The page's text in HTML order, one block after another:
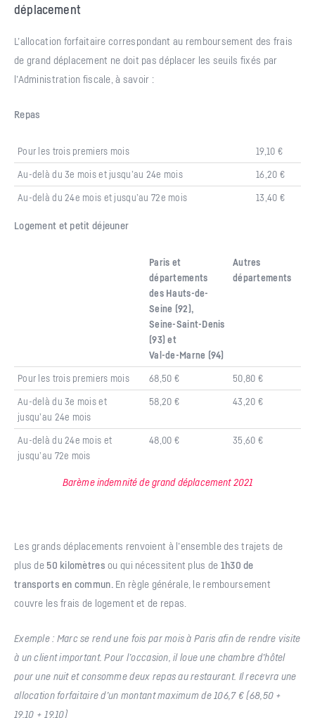
déplacement
L’allocation forfaitaire correspondant au remboursement des frais
de grand déplacement ne doit pas déplacer les seuils fixés par
l’Administration fiscale, à savoir :
Repas
Pour les trois premiers mois 19,10 €
Au-delà du 3e mois et jusqu’au 24e mois 16,20 €
Au-delà du 24e mois et jusqu’au 72e mois 13,40 €
Logement et petit déjeuner
Paris et
départements
des Hauts-de-
Seine (92),
Seine-Saint-Denis
(93) et
Val-de-Marne (94)
Autres
départements
Pour les trois premiers mois 68,50 € 50,80 €
Au-delà du 3e mois et
jusqu’au 24e mois
58,20 € 43,20 €
Au-delà du 24e mois et
jusqu’au 72e mois
48,00 € 35,60 €
Barème indemnité de grand déplacement 2021
Les grands déplacements renvoient à l’ensemble des trajets de
plus de 50 kilomètres ou qui nécessitent plus de 1h30 de
transports en commun. En règle générale, le remboursement
couvre les frais de logement et de repas.
Exemple : Marc se rend une fois par mois à Paris afin de rendre visite
à un client important. Pour l’occasion, il loue une chambre d’hôtel
pour une nuit et consomme deux repas au restaurant. Il recevra une
allocation forfaitaire d’un montant maximum de 106,7 € (68,50 +
19,10 + 19,10)